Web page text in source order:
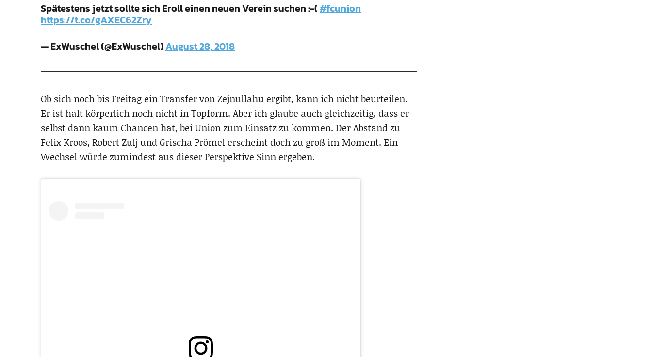
Spätestens jetzt sollte sich Eroll einen neuen Verein suchen :-(#fcunion
https://t.co/gAXEC62Zry
— ExWuschel (@ExWuschel)August 28, 2018
Ob sich noch bis Freitag ein Transfer von Zejnullahu ergibt, kann ich nicht beurteilen.
Er ist halt körperlich noch nicht in Topform. Aber ich glaube auch gleichzeitig, dass er
selbst dann kaum Chancen hat, bei Union zum Einsatz zu kommen. Der Abstand zu
Felix Kroos, Robert Zulj und Grischa Prömel erscheint doch zu groß im Moment. Ein
Wechsel würde zumindest aus dieser Perspektive Sinn ergeben.